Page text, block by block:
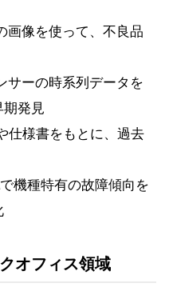
画像を使って、不良品
サーの時系列データを
期発見
仕様書をもとに、過去
機種特有の故障傾向を
オフィス領域